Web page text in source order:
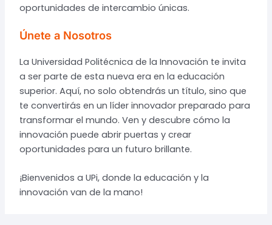
oportunidades de intercambio únicas.
Únete a Nosotros
La Universidad Politécnica de la Innovación te invita
a ser parte de esta nueva era en la educación
superior. Aquí, no solo obtendrás un título, sino que
te convertirás en un líder innovador preparado para
transformar el mundo. Ven y descubre cómo la
innovación puede abrir puertas y crear
oportunidades para un futuro brillante.
¡Bienvenidos a UPi, donde la educación y la
innovación van de la mano!